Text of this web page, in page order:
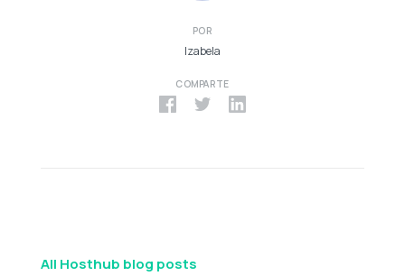
POR
Izabela
COMPARTE
All Hosthub blog posts